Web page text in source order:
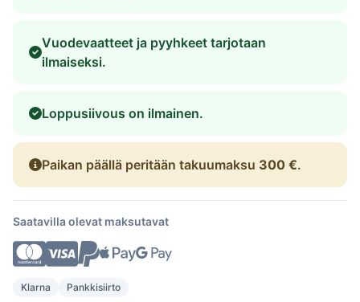
Vuodevaatteet ja pyyhkeet tarjotaan
ilmaiseksi.
Loppusiivous on ilmainen.
Paikan päällä peritään takuumaksu 300 €.
Saatavilla olevat maksutavat
Klarna Pankkisiirto